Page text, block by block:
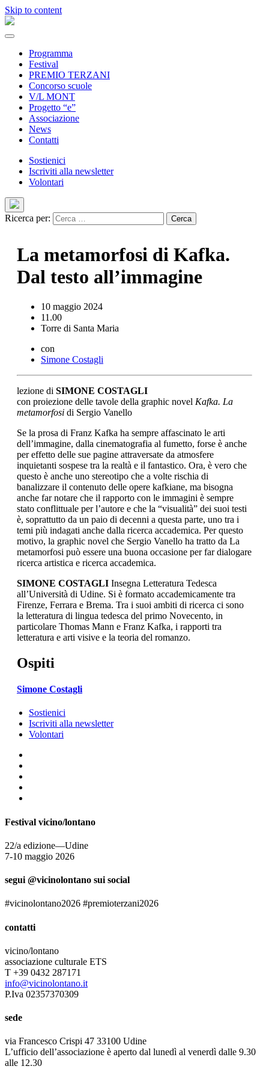
Skip to content
Programma
Festival
PREMIO TERZANI
Concorso scuole
V/L MONT
Progetto “e”
Associazione
News
Contatti
Sostienici
Iscriviti alla newsletter
Volontari
Ricerca per:
La metamorfosi di Kafka.
Dal testo all’immagine
10 maggio 2024
11.00
Torre di Santa Maria
con
Simone Costagli
lezione di SIMONE COSTAGLI
con proiezione delle tavole della graphic novel Kafka. La
metamorfosi di Sergio Vanello
Se la prosa di Franz Kafka ha sempre affascinato le arti
dell’immagine, dalla cinematografia al fumetto, forse è anche
per effetto delle sue pagine attraversate da atmosfere
inquietanti sospese tra la realtà e il fantastico. Ora, è vero che
questo è anche uno stereotipo che a volte rischia di
banalizzare il contenuto delle opere kafkiane, ma bisogna
anche far notare che il rapporto con le immagini è sempre
stato conflittuale per l’autore e che la “visualità” dei suoi testi
è, soprattutto da un paio di decenni a questa parte, uno tra i
temi più indagati anche dalla ricerca accademica. Per questo
motivo, la graphic novel che Sergio Vanello ha tratto da La
metamorfosi può essere una buona occasione per far dialogare
ricerca artistica e ricerca accademica.
SIMONE COSTAGLI Insegna Letteratura Tedesca
all’Università di Udine. Si è formato accademicamente tra
Firenze, Ferrara e Brema. Tra i suoi ambiti di ricerca ci sono
la letteratura di lingua tedesca del primo Novecento, in
particolare Thomas Mann e Franz Kafka, i rapporti tra
letteratura e arti visive e la teoria del romanzo.
Ospiti
Simone Costagli
Sostienici
Iscriviti alla newsletter
Volontari
Festival vicino/lontano
22/a edizione—Udine
7-10 maggio 2026
segui @vicinolontano sui social
#vicinolontano2026 #premioterzani2026
contatti
vicino/lontano
associazione culturale ETS
T +39 0432 287171
info@vicinolontano.it
P.Iva 02357370309
sede
via Francesco Crispi 47 33100 Udine
L’ufficio dell’associazione è aperto dal lunedì al venerdì dalle 9.30
alle 12.30